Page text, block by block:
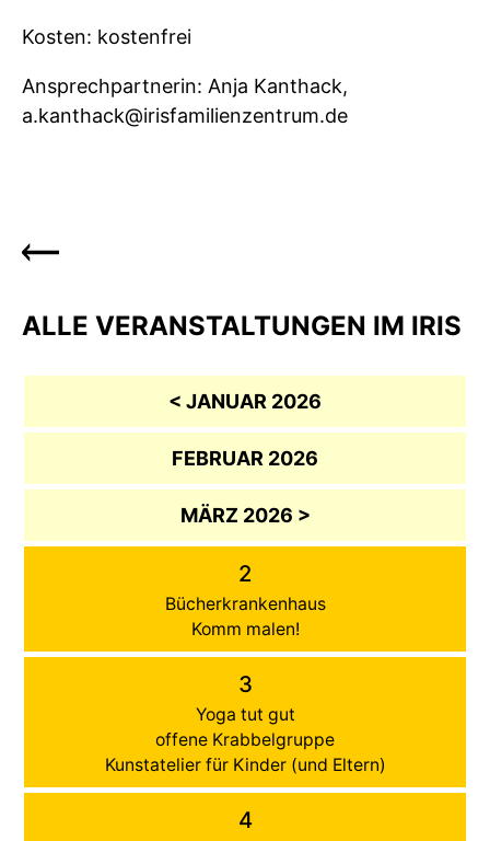
Kosten: kostenfrei
Ansprechpartnerin: Anja Kanthack,
a.kanthack@irisfamilienzentrum.de
ALLE VERANSTALTUNGEN IM IRIS
< JANUAR 2026
FEBRUAR 2026
MÄRZ 2026 >
2
Bücherkrankenhaus
Komm malen!
3
Yoga tut gut
offene Krabbelgruppe
Kunstatelier für Kinder (und Eltern)
4